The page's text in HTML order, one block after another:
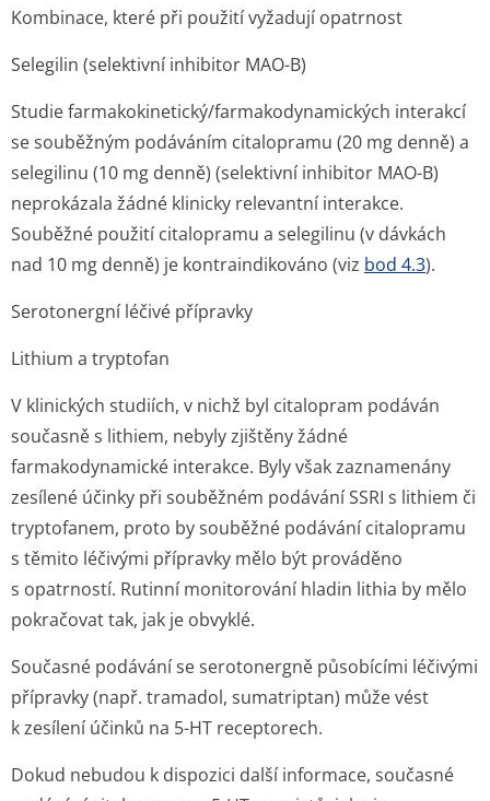
Kombinace, které při použití vyžadují opatrnost
Selegilin (selektivní inhibitor MAO-B)
Studie farmakokinetic­ký/farmakodyna­mických interakcí
se souběžným podáváním citalopramu (20 mg denně) a
selegilinu (10 mg denně) (selektivní inhibitor MAO-B)
neprokázala žádné klinicky relevantní interakce.
Souběžné použití citalopramu a selegilinu (v dávkách
nad 10 mg denně) je kontraindikováno (viz bod 4.3).
Serotonergní léčivé přípravky
Lithium a tryptofan
V klinických studiích, v nichž byl citalopram podáván
současně s lithiem, nebyly zjištěny žádné
farmakodynamické interakce. Byly však zaznamenány
zesílené účinky při souběžném podávání SSRI s lithiem či
tryptofanem, proto by souběžné podávání citalopramu
s těmito léčivými přípravky mělo být prováděno
s opatrností. Rutinní monitorování hladin lithia by mělo
pokračovat tak, jak je obvyklé.
Současné podávání se serotonergně působícími léčivými
přípravky (např. tramadol, sumatriptan) může vést
k zesílení účinků na 5-HT receptorech.
Dokud nebudou k dispozici další informace, současné